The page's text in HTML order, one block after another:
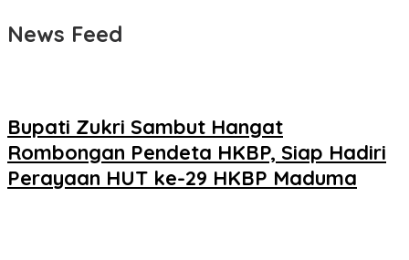
News Feed
Bupati Zukri Sambut Hangat
Rombongan Pendeta HKBP, Siap Hadiri
Perayaan HUT ke-29 HKBP Maduma